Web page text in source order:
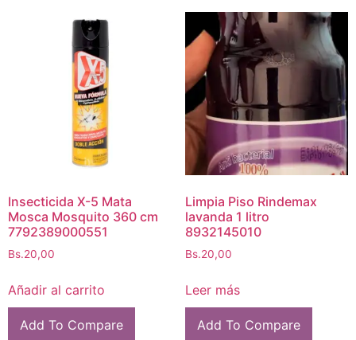
Insecticida X-5 Mata
Mosca Mosquito 360 cm
7792389000551
Bs.20,00
Añadir al carrito
Add To Compare
Limpia Piso Rindemax
lavanda 1 litro
8932145010
Bs.20,00
Leer más
Add To Compare